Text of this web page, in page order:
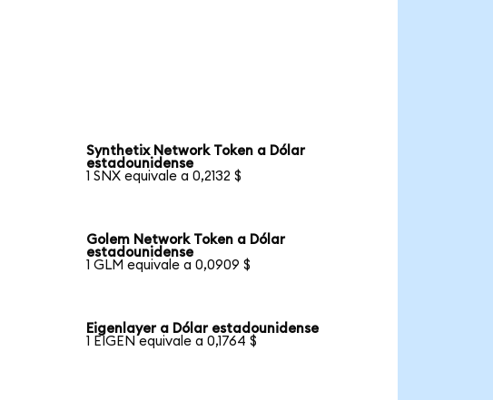
Synthetix Network Token a Dólar
estadounidense
1 SNX equivale a 0,2132 $
Golem Network Token a Dólar
estadounidense
1 GLM equivale a 0,0909 $
Eigenlayer a Dólar estadounidense
1 EIGEN equivale a 0,1764 $